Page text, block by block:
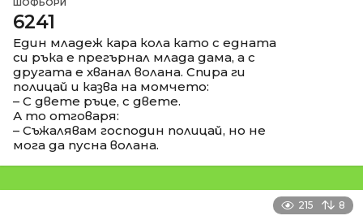
ШОФЬОРИ
6241
Един младеж кара кола като с едната
си ръка е прегърнал млада дама, а с
другата е хванал волана. Спира ги
полицай и казва на момчето:
– С двете ръце, с двете.
А то отговаря:
– Съжалявам господин полицай, но не
мога да пусна волана.
215 8